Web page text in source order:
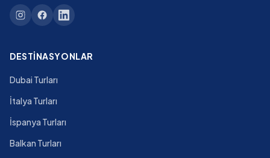
DESTINASYONLAR
Dubai Turları
İtalya Turları
İspanya Turları
Balkan Turları